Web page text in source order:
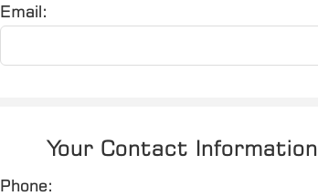
Email:
Your Contact Information
Phone: